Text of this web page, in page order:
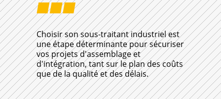
Choisir son sous-traitant industriel est
une étape déterminante pour sécuriser
vos projets d'assemblage et
d'intégration, tant sur le plan des coûts
que de la qualité et des délais.